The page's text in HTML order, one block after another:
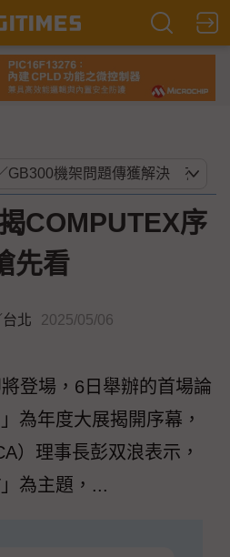
COMPUTEX序
先看
台北 2025/05/06
登場，6日舉辦的首場論
為年度大展揭開序幕，
）理事長彭双浪表示，
為主題，...